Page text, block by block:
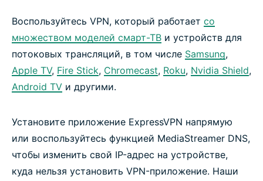
Воспользуйтесь VPN, который работает со
множеством моделей смарт-ТВ и устройств для
потоковых трансляций, в том числе Samsung,
Apple TV, Fire Stick, Chromecast, Roku, Nvidia Shield,
Android TV и другими.
Установите приложение ExpressVPN напрямую
или воспользуйтесь функцией MediaStreamer DNS,
чтобы изменить свой IP-адрес на устройстве,
куда нельзя установить VPN-приложение. Наши